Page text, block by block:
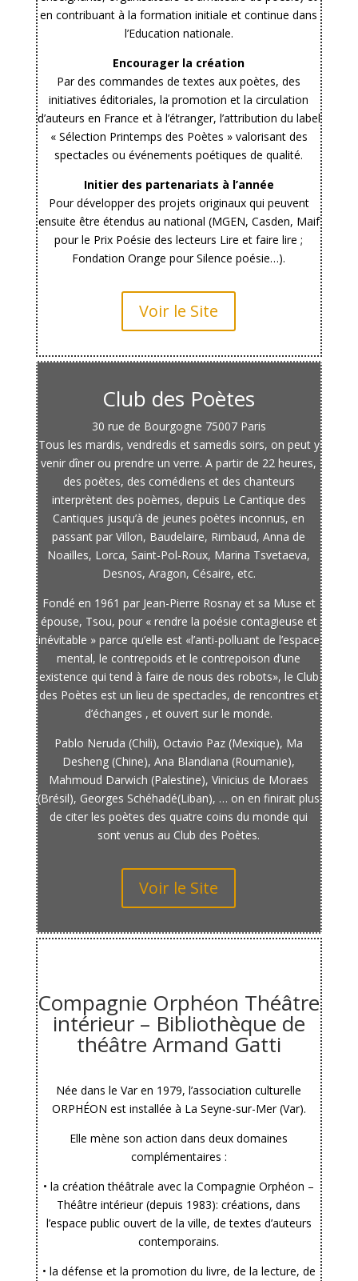
en contribuant à la formation initiale et continue dans
l’Education nationale.
Encourager la création
Par des commandes de textes aux poètes, des
initiatives éditoriales, la promotion et la circulation
d’auteurs en France et à l’étranger, l’attribution du label
« Sélection Printemps des Poètes » valorisant des
spectacles ou événements poétiques de qualité.
Initier des partenariats à l’année
Pour développer des projets originaux qui peuvent
ensuite être étendus au national (MGEN, Casden, Maif
pour le Prix Poésie des lecteurs Lire et faire lire ;
Fondation Orange pour Silence poésie…).
Voir le Site
Club des Poètes
30 rue de Bourgogne 75007 Paris
Tous les mardis, vendredis et samedis soirs, on peut y
venir dîner ou prendre un verre. A partir de 22 heures,
des poètes, des comédiens et des chanteurs
interprètent des poèmes, depuis Le Cantique des
Cantiques jusqu’à de jeunes poètes inconnus, en
passant par Villon, Baudelaire, Rimbaud, Anna de
Noailles, Lorca, Saint-Pol-Roux, Marina Tsvetaeva,
Desnos, Aragon, Césaire, etc.
Fondé en 1961 par Jean-Pierre Rosnay et sa Muse et
épouse, Tsou, pour « rendre la poésie contagieuse et
inévitable » parce qu’elle est «l’anti-polluant de l’espace
mental, le contrepoids et le contrepoison d’une
existence qui tend à faire de nous des robots», le Club
des Poètes est un lieu de spectacles, de rencontres et
d’échanges , et ouvert sur le monde.
Pablo Neruda (Chili), Octavio Paz (Mexique), Ma
Desheng (Chine), Ana Blandiana (Roumanie),
Mahmoud Darwich (Palestine), Vinicius de Moraes
(Brésil), Georges Schéhadé(Liban), … on en finirait plus
de citer les poètes des quatre coins du monde qui
sont venus au Club des Poètes.
Voir le Site
Compagnie Orphéon Théâtre
intérieur – Bibliothèque de
théâtre Armand Gatti
Née dans le Var en 1979, l’association culturelle
ORPHÉON est installée à La Seyne-sur-Mer (Var).
Elle mène son action dans deux domaines
complémentaires :
• la création théâtrale avec la Compagnie Orphéon –
Théâtre intérieur (depuis 1983): créations, dans
l’espace public ouvert de la ville, de textes d’auteurs
contemporains.
• la défense et la promotion du livre, de la lecture, de